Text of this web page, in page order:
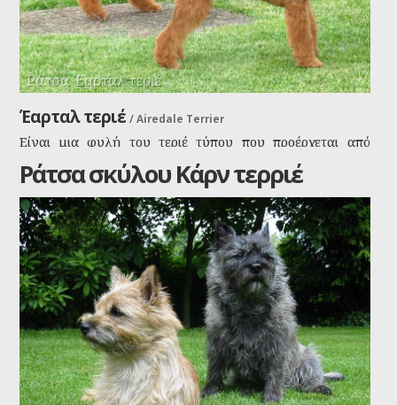
Ράτσα Έαρταλ τεριέ
Έαρταλ τεριέ /Airedale Terrier
Είναι μια φυλή του τεριέ τύπου που προέρχεται από
Airedale, μια γεωγραφική περιοχή στο Γιορκσάιρ στην
Αγγλία.
Ράτσα σκύλου Κάρν τερριέ